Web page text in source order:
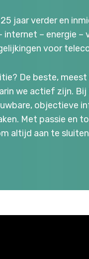
25 jaar verder en
internet – energie –
voor
De beste,
we actief zijn.
objectieve
Met passie en
altijd aan te